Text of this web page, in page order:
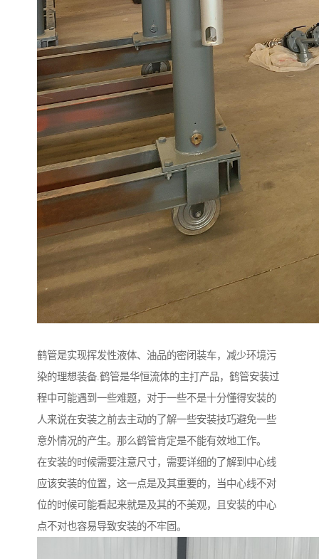
鹤管是实现挥发性液体、油品的密闭装车，减少环境污
染的理想装备.鹤管是华恒流体的主打产品，鹤管安装过
程中可能遇到一些难题，对于一些不是十分懂得安装的
人来说在安装之前去主动的了解一些安装技巧避免一些
意外情况的产生。那么鹤管肯定是不能有效地工作。
在安装的时候需要注意尺寸，需要详细的了解到中心线
应该安装的位置，这一点是及其重要的，当中心线不对
位的时候可能看起来就是及其的不美观，且安装的中心
点不对也容易导致安装的不牢固。